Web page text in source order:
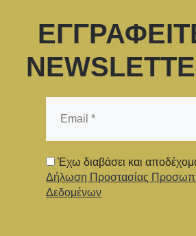
Έχω διαβάσει και
Δήλωση Προστασίας
Δεδομένων